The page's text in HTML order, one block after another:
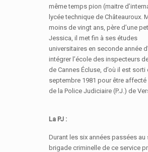
même temps pion (maitre
lycée technique de Châteauroux.
moins de vingt ans, père d’une
Jessica, il met fin à ses études
universitaires en seconde année
intégrer l’école des inspecteurs
de Cannes Écluse, d’où il est sorti
septembre 1981 pour être affecté
de la Police Judiciaire (P.J.) de
La PJ :
Durant les six années passées au
brigade criminelle de ce service